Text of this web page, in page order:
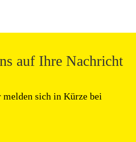
auf Ihre Nachricht
sich in Kürze bei